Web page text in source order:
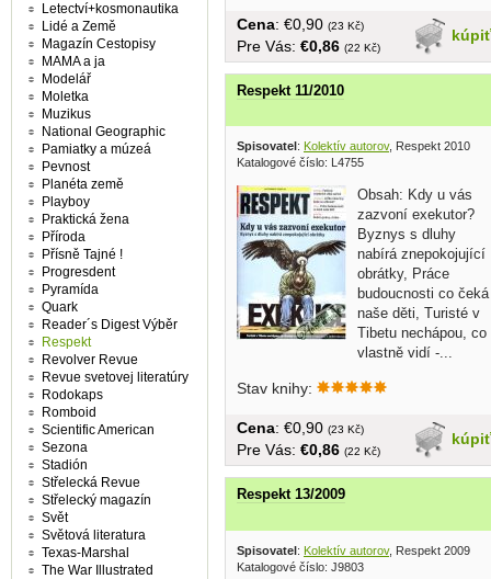
kúpiť
Cena: €0,90 (23 Kč)
Pre Vás: €0,86 (22 Kč)
Respekt 11/2010
Spisovatel : Kolektív autorov, Respekt 2010
Katalogové číslo: L4755
Obsah: Kdy u vás
zazvoní exekutor?
Byznys s dluhy
nabírá znepokojující
obrátky, Práce
budoucnosti co čeká
naše děti, Turisté v
Tibetu nechápou, co
vlastně vidí -...
Stav knihy:
kúpiť
Cena: €0,90 (23 Kč)
Pre Vás: €0,86 (22 Kč)
Respekt 13/2009
Spisovatel: Kolektív autorov, Respekt 2009
Katalogové číslo: J9803
Letectví+kosmonautika
Lidé a Země
Magazín Cestopisy
MAMA a ja
Modelář
Moletka
Muzikus
National Geographic
Pamiatky a múzeá
Pevnost
Planéta země
Playboy
Praktická žena
Příroda
Přísně Tajné !
Progresdent
Pyramída
Quark
Reader´s Digest Výběr
Respekt
Revolver Revue
Revue svetovej literatúry
Rodokaps
Romboid
Scientific American
Sezona
Stadión
Střelecká Revue
Střelecký magazín
Svět
Světová literatura
Texas-Marshal
The War Illustrated